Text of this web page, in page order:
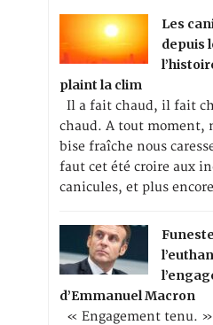
Les
depuis
plaint la clim
Il a fait chaud, il fait
chaud. A tout moment,
bise fraîche nous
faut cet été croire aux
canicules, et plus
d’Emmanuel Macron
« Engagement tenu.